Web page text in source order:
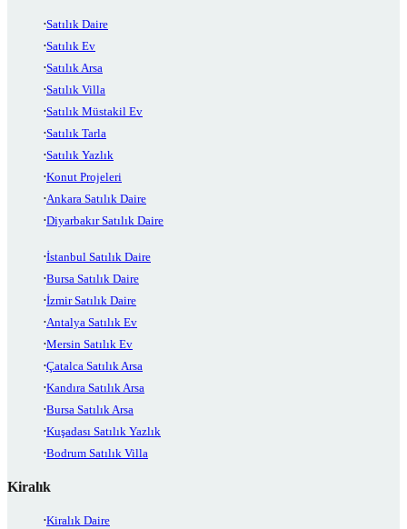
Satılık Daire
Satılık Ev
Satılık Arsa
Satılık Villa
Satılık Müstakil Ev
Satılık Tarla
Satılık Yazlık
Konut Projeleri
Ankara Satılık Daire
Diyarbakır Satılık Daire
İstanbul Satılık Daire
Bursa Satılık Daire
İzmir Satılık Daire
Antalya Satılık Ev
Mersin Satılık Ev
Çatalca Satılık Arsa
Kandıra Satılık Arsa
Bursa Satılık Arsa
Kuşadası Satılık Yazlık
Bodrum Satılık Villa
Kiralık
Kiralık Daire